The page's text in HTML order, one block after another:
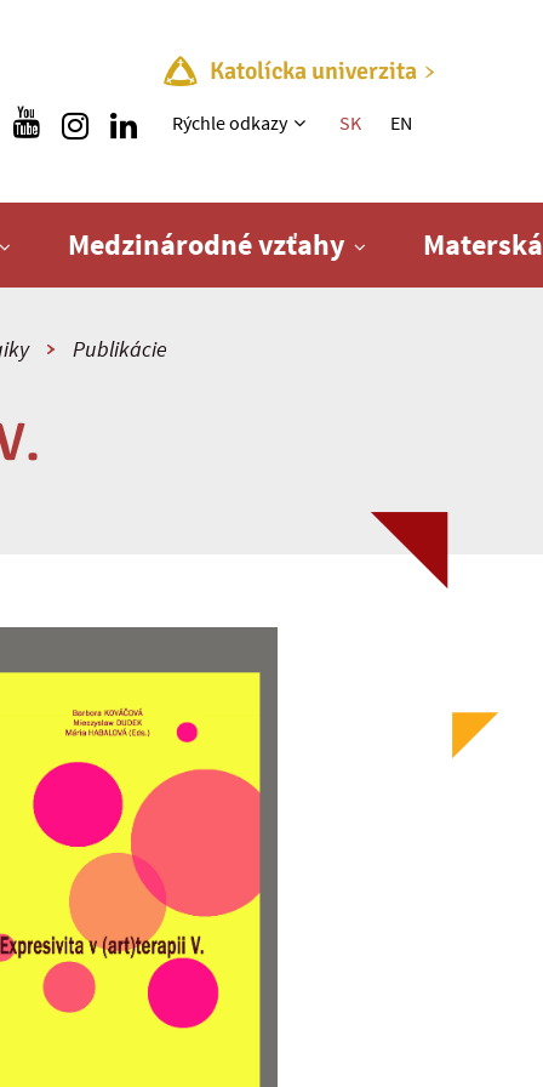
Katolícka univerzita
Rýchle menu
Rýchle odkazy SK EN
Medzinárodné vzťahy
Publikácie